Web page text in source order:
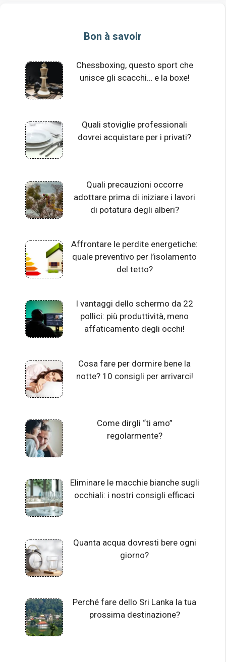
Bon à savoir
Chessboxing, questo sport che
unisce gli scacchi… e la boxe!
Quali stoviglie professionali
dovrei acquistare per i privati?
Quali precauzioni occorre
adottare prima di iniziare i lavori
di potatura degli alberi?
Affrontare le perdite energetiche:
quale preventivo per l’isolamento
del tetto?
I vantaggi dello schermo da 22
pollici: più produttività, meno
affaticamento degli occhi!
Cosa fare per dormire bene la
notte? 10 consigli per arrivarci!
Come dirgli “ti amo”
regolarmente?
Eliminare le macchie bianche sugli
occhiali: i nostri consigli efficaci
Quanta acqua dovresti bere ogni
giorno?
Perché fare dello Sri Lanka la tua
prossima destinazione?